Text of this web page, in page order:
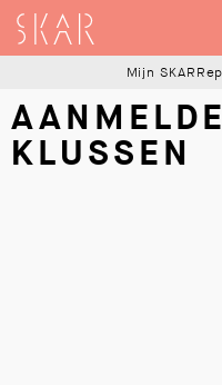
SKAR
Mijn SKAR
KLUSSEN